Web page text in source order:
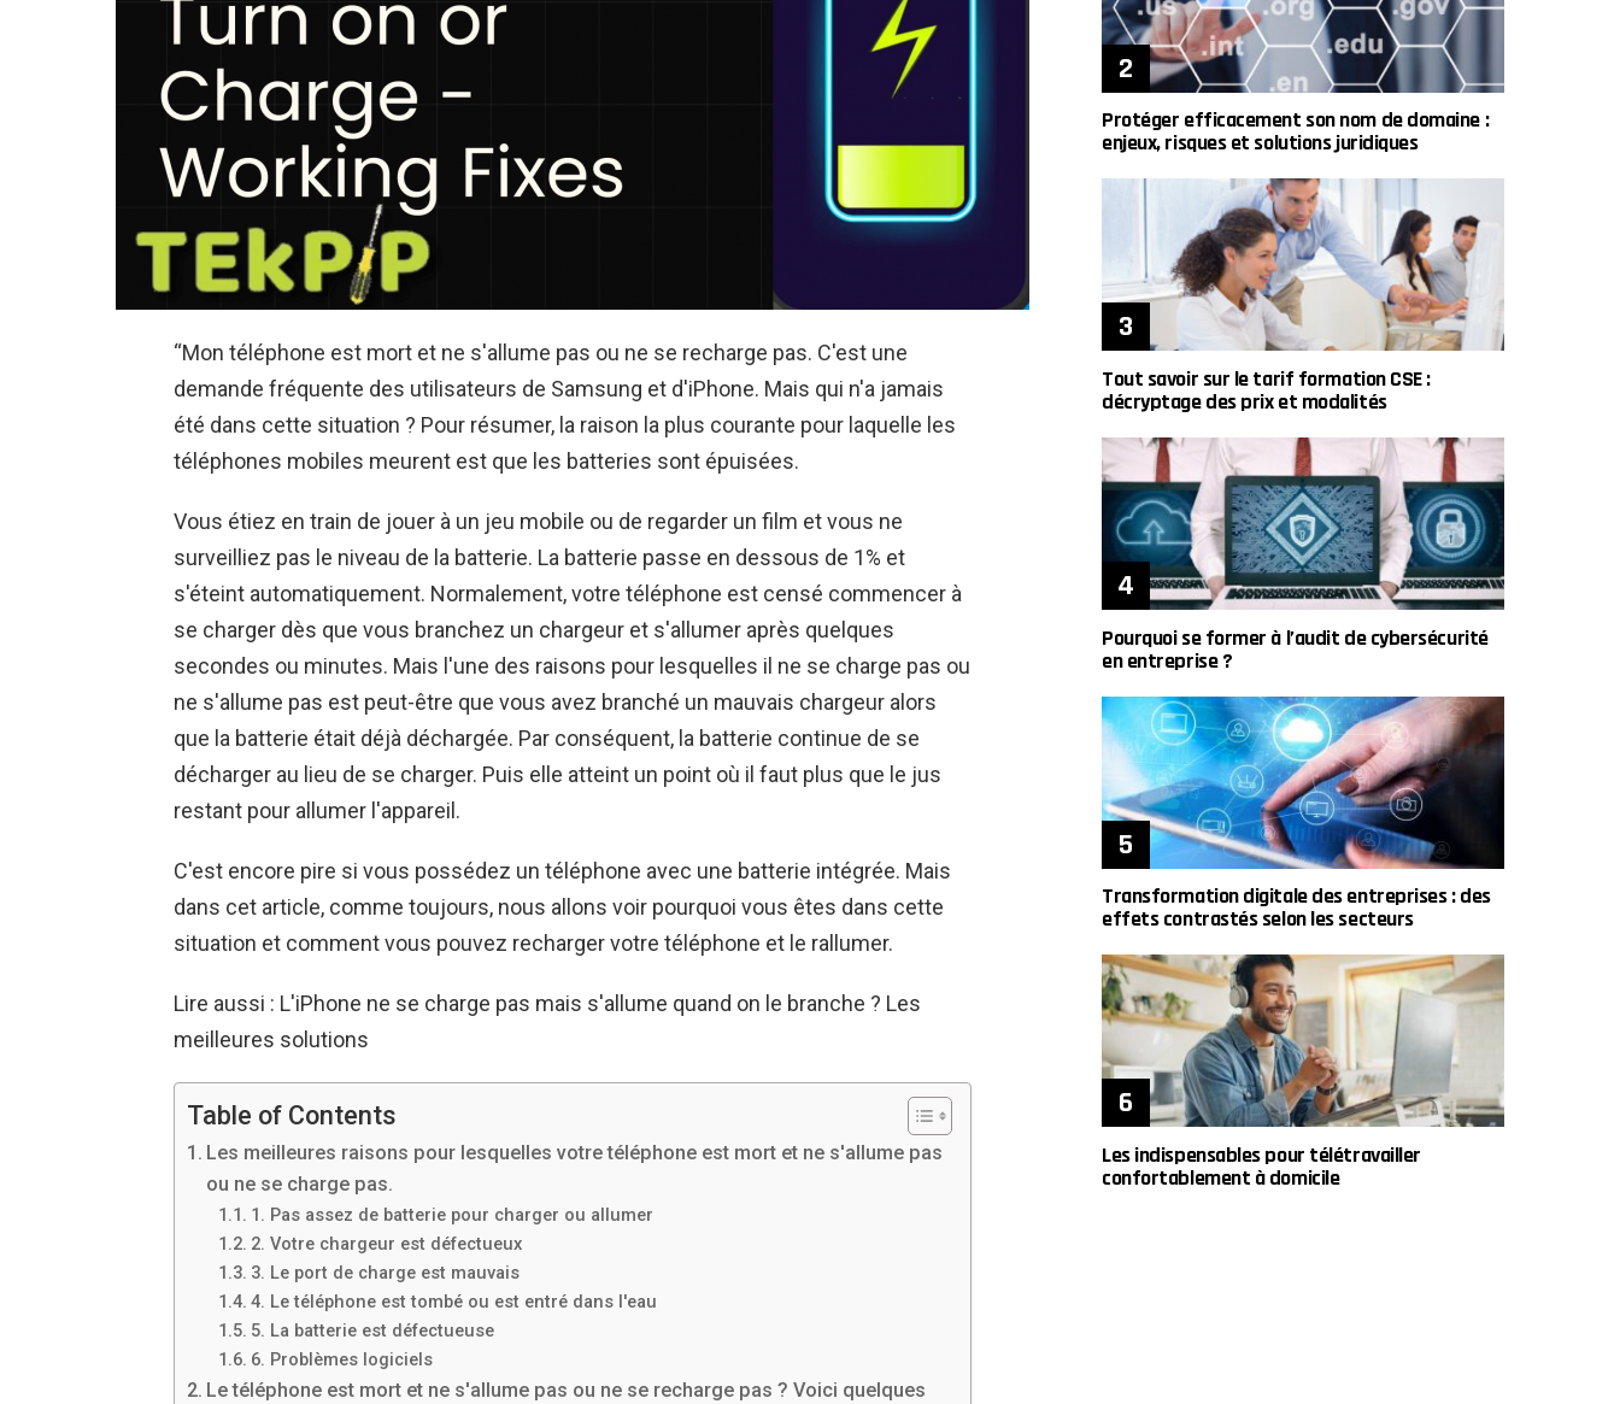
“Mon téléphone est mort et ne s'allume pas ou ne se recharge pas. C'est une
demande fréquente des utilisateurs de Samsung et d'iPhone. Mais qui n'a jamais
été dans cette situation ? Pour résumer, la raison la plus courante pour laquelle les
téléphones mobiles meurent est que les batteries sont épuisées.
Vous étiez en train de jouer à un jeu mobile ou de regarder un film et vous ne
surveilliez pas le niveau de la batterie. La batterie passe en dessous de 1% et
s'éteint automatiquement. Normalement, votre téléphone est censé commencer à
se charger dès que vous branchez un chargeur et s'allumer après quelques
secondes ou minutes. Mais l'une des raisons pour lesquelles il ne se charge pas ou
ne s'allume pas est peut-être que vous avez branché un mauvais chargeur alors
que la batterie était déjà déchargée. Par conséquent, la batterie continue de se
décharger au lieu de se charger. Puis elle atteint un point où il faut plus que le jus
restant pour allumer l'appareil.
C'est encore pire si vous possédez un téléphone avec une batterie intégrée. Mais
dans cet article, comme toujours, nous allons voir pourquoi vous êtes dans cette
situation et comment vous pouvez recharger votre téléphone et le rallumer.
Lire aussi : L'iPhone ne se charge pas mais s'allume quand on le branche ? Les
meilleures solutions
Table of Contents
Les meilleures raisons pour lesquelles votre téléphone est mort et ne s'allume pas
ou ne se charge pas.
1. Pas assez de batterie pour charger ou allumer
2. Votre chargeur est défectueux
3. Le port de charge est mauvais
4. Le téléphone est tombé ou est entré dans l'eau
5. La batterie est défectueuse
6. Problèmes logiciels
Le téléphone est mort et ne s'allume pas ou ne se recharge pas ? Voici quelques
Protéger efficacement son nom de domaine :
enjeux, risques et solutions juridiques
Tout savoir sur le tarif formation CSE :
décryptage des prix et modalités
Pourquoi se former à l’audit de cybersécurité
en entreprise ?
Transformation digitale des entreprises : des
effets contrastés selon les secteurs
Les indispensables pour télétravailler
confortablement à domicile